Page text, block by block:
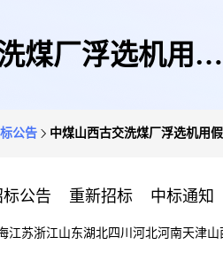
煤厂浮选机用假
公告 中煤山西古交洗煤厂浮选机用
标公告 重新招标 中标通知
江苏浙江山东湖北四川 河北河南天津山